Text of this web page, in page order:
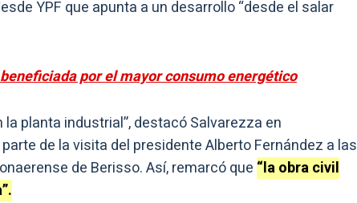
YPF que apunta a un desarrollo “desde el salar
por el mayor consumo energético
planta industrial”, destacó Salvarezza en
de la visita del presidente Alberto Fernández a las
de Berisso. Así, remarcó que “la obra civil